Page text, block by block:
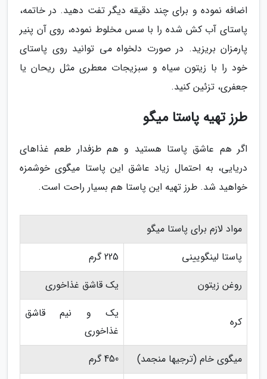
اضافه نموده و برای چند دقیقه دیگر تفت دهید. در خاتمه،
پاستای آب کش شده را با سس مخلوط نموده، روی آن پنیر
پارمزان بریزید. در صورت دلخواه می توانید روی پاستای
خود را با زیتون سیاه و سبزیجات معطری مثل ریحان یا
جعفری، تزئین کنید.
طرز تهیه پاستا میگو
اگر هم عاشق پاستا هستید و هم طزفدار طعم غذاهای
دریایی، به احتمال زیاد عاشق این پاستا میگوی خوشمزه
خواهید شد. طرز تهیه این پاستا هم بسیار راحت است.
مواد لازم برای پاستا میگو
پاستا لینگویینی
225 گرم
روغن زیتون
یک قاشق غذاخوری
کره
یک و نیم قاشق
غذاخوری
میگوی خام (ترجیها منجمد)
450 گرم